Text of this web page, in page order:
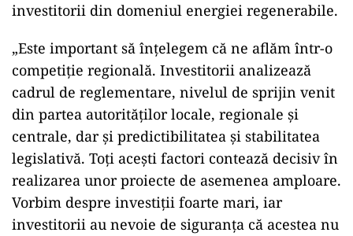
investitorii din domeniul energiei regenerabile.
„Este important să înțelegem că ne aflăm într-o
competiție regională. Investitorii analizează
cadrul de reglementare, nivelul de sprijin venit
din partea autorităților locale, regionale și
centrale, dar și predictibilitatea și stabilitatea
legislativă. Toți acești factori contează decisiv în
realizarea unor proiecte de asemenea amploare.
Vorbim despre investiții foarte mari, iar
investitorii au nevoie de siguranța că acestea nu